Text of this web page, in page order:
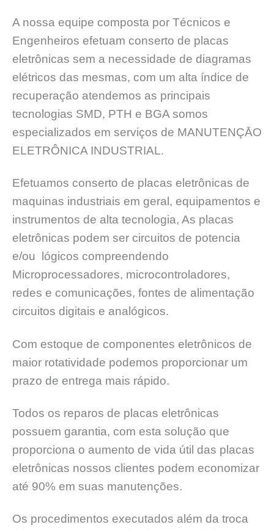
A nossa equipe composta por Técnicos e
Engenheiros efetuam conserto de placas
eletrônicas sem a necessidade de diagramas
elétricos das mesmas, com um alta índice de
recuperação atendemos as principais
tecnologias SMD, PTH e BGA somos
especializados em serviços de MANUTENÇĀO
ELETRÔNICA INDUSTRIAL.
Efetuamos conserto de placas eletrônicas de
maquinas industriais em geral, equipamentos e
instrumentos de alta tecnologia, As placas
eletrônicas podem ser circuitos de potencia
e/ou lógicos compreendendo
Microprocessadores, microcontroladores,
redes e comunicações, fontes de alimentação
circuitos digitais e analógicos.
Com estoque de componentes eletrônicos de
maior rotatividade podemos proporcionar um
prazo de entrega mais rápido.
Todos os reparos de placas eletrônicas
possuem garantia, com esta solução que
proporciona o aumento de vida útil das placas
eletrônicas nossos clientes podem economizar
até 90% em suas manutenções.
Os procedimentos executados além da troca